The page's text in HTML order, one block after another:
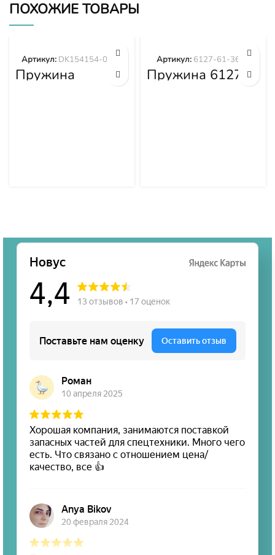
ПОХОЖИЕ ТОВАРЫ
Пружина
DK154154-0701
Артикул: DK154154-0701
Пружина 6127-
61-3632
Артикул: 6127-61-3632